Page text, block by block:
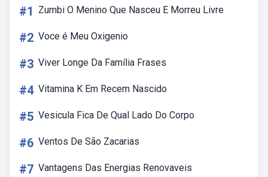
#1 Zumbi O Menino Que Nasceu E Morreu Livre
#2 Voce é Meu Oxigenio
#3 Viver Longe Da Família Frases
#4 Vitamina K Em Recem Nascido
#5 Vesicula Fica De Qual Lado Do Corpo
#6 Ventos De São Zacarias
#7 Vantagens Das Energias Renovaveis